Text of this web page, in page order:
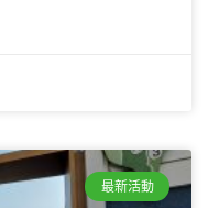
最新活動